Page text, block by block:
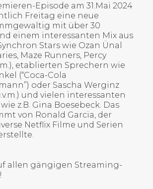
Episode am 31.Mai 2024
Freitag eine neue
mit über 30
einem interessanten Mix aus
Stars wie Ozan Ünal
Maze Runners, Percy
m.), etablierten Sprechern wie
(“Coca-Cola
oder Sascha Werginz
und vielen interessanten
z.B. Gina Boesebeck. Das
von Ronald Garcia, der
Netflix Filme und Serien
allen gängigen Streaming-